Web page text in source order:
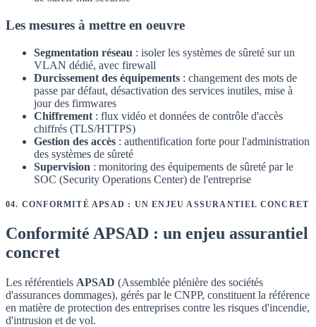
Les mesures à mettre en oeuvre
Segmentation réseau : isoler les systèmes de sûreté sur un
VLAN dédié, avec firewall
Durcissement des équipements : changement des mots de
passe par défaut, désactivation des services inutiles, mise à
jour des firmwares
Chiffrement : flux vidéo et données de contrôle d'accès
chiffrés (TLS/HTTPS)
Gestion des accès : authentification forte pour l'administration
des systèmes de sûreté
Supervision : monitoring des équipements de sûreté par le
SOC (Security Operations Center) de l'entreprise
04. CONFORMITÉ APSAD : UN ENJEU ASSURANTIEL CONCRET
Conformité APSAD : un enjeu assurantiel
concret
Les référentiels APSAD (Assemblée plénière des sociétés
d'assurances dommages), gérés par le CNPP, constituent la référence
en matière de protection des entreprises contre les risques d'incendie,
d'intrusion et de vol.